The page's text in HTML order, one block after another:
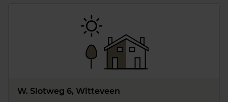
W. Slotweg 6, Witteveen